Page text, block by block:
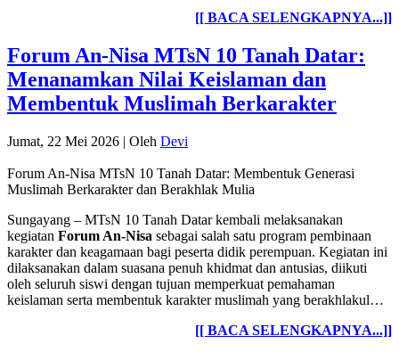
[[ BACA SELENGKAPNYA...]]
Forum An-Nisa MTsN 10 Tanah Datar:
Menanamkan Nilai Keislaman dan
Membentuk Muslimah Berkarakter
Jumat, 22 Mei 2026 | Oleh Devi
Forum An-Nisa MTsN 10 Tanah Datar: Membentuk Generasi
Muslimah Berkarakter dan Berakhlak Mulia
Sungayang – MTsN 10 Tanah Datar kembali melaksanakan
kegiatan Forum An-Nisa sebagai salah satu program pembinaan
karakter dan keagamaan bagi peserta didik perempuan. Kegiatan ini
dilaksanakan dalam suasana penuh khidmat dan antusias, diikuti
oleh seluruh siswi dengan tujuan memperkuat pemahaman
keislaman serta membentuk karakter muslimah yang berakhlakul…
[[ BACA SELENGKAPNYA...]]